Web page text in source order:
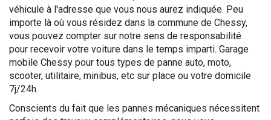
véhicule à l'adresse que vous nous aurez indiquée. Peu
importe là où vous résidez dans la commune de Chessy,
vous pouvez compter sur notre sens de responsabilité
pour recevoir votre voiture dans le temps imparti. Garage
mobile Chessy pour tous types de panne auto, moto,
scooter, utilitaire, minibus, etc sur place ou votre domicile
7j/24h.
Conscients du fait que les pannes mécaniques nécessitent